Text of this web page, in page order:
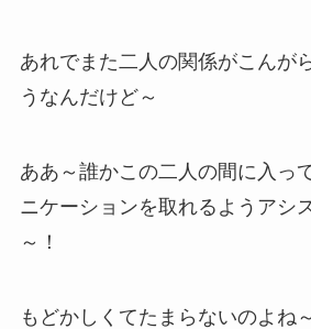
あれでまた二人の関係がこんが
うなんだけど～
ああ～誰かこの二人の間に入っ
ニケーションを取れるようアシ
～！
もどかしくてたまらないのよね～